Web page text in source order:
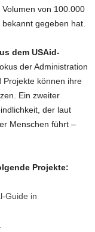
von 100.000
gegeben hat.
dem USAid-
der Administration
Projekte können ihre
Ein zweiter
der laut
Menschen führt –
Projekte:
Guide in